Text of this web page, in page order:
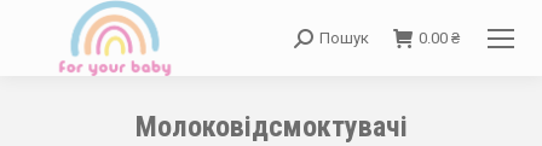
Search:
Пошук 0.00 ₴
Молоковідсмоктувачі